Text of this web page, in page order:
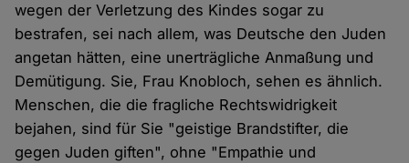
wegen der Verletzung des Kindes sogar zu
bestrafen, sei nach allem, was Deutsche den Juden
angetan hätten, eine unerträgliche Anmaßung und
Demütigung. Sie, Frau Knobloch, sehen es ähnlich.
Menschen, die die fragliche Rechtswidrigkeit
bejahen, sind für Sie "geistige Brandstifter, die
gegen Juden giften", ohne "Empathie und